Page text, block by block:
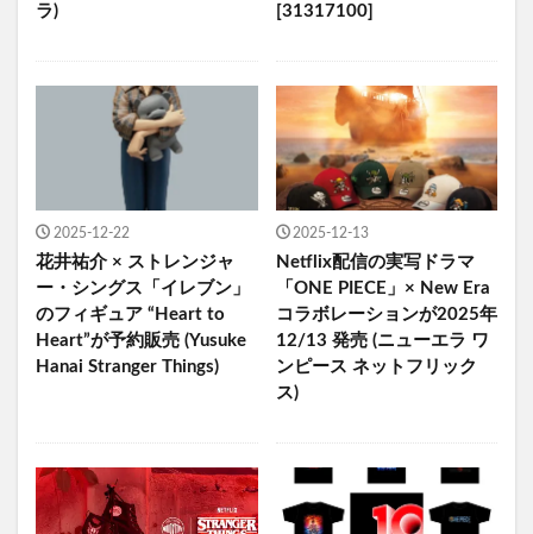
ラ)
[31317100]
2025-12-22
花井祐介 × ストレンジャ
ー・シングス「イレブン」
のフィギュア “Heart to
Heart”が予約販売 (Yusuke
Hanai Stranger Things)
2025-12-13
Netflix配信の実写ドラマ
「ONE PIECE」× New Era
コラボレーションが2025年
12/13 発売 (ニューエラ ワ
ンピース ネットフリック
ス)